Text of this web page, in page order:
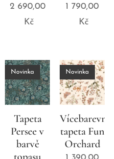
2 690,00
Kč
1 790,00
Kč
Tapeta
Persee v
barvě
Novinka
Vícebarevná
tapeta Fun
Orchard
Novinka